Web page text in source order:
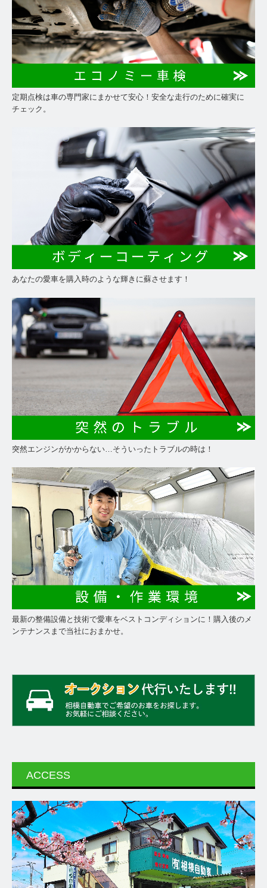
定期点検は車の専門家にまかせて安心！安全な走行のために確実に
チェック。
あなたの愛車を購入時のような輝きに蘇させます！
突然エンジンがかからない…そういったトラブルの時は！
最新の整備設備と技術で愛車をベストコンディションに！購入後のメ
ンテナンスまで当社におまかせ。
ACCESS